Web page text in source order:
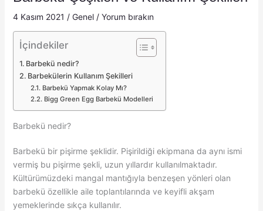
4 Kasım 2021 / Genel/ Yorum bırakın
İçindekiler
Barbekü nedir?
Barbekülerin Kullanım Şekilleri
Barbekü Yapmak Kolay Mı?
Bigg Green Egg Barbekü Modelleri
Barbekü nedir?
Barbekü bir pişirme şeklidir. Pişirildiği ekipmana da aynı ismi
vermiş bu pişirme şekli, uzun yıllardır kullanılmaktadır.
Kültürümüzdeki mangal mantığıyla benzeşen yönleri olan
barbekü özellikle aile toplantılarında ve keyifli akşam
yemeklerinde sıkça kullanılır.